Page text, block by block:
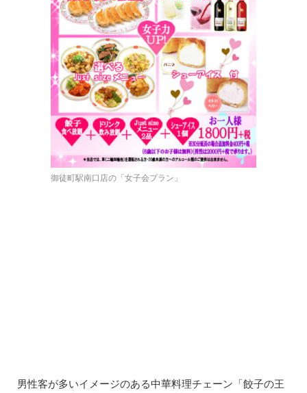
御徒町駅南口店の「女子会プラン」
男性客が多いイメージのある中華料理チェーン「餃子の王